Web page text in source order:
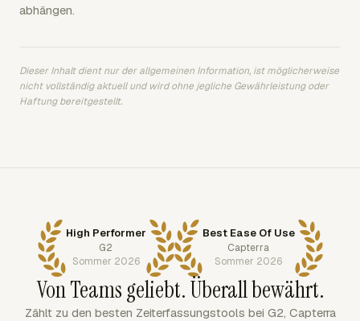
abhängen.
Dieser Inhalt dient nur der allgemeinen Information, ist möglicherweise
nicht vollständig aktuell und wird ohne jegliche Gewährleistung oder
Haftung bereitgestellt.
High Performer
G2
Sommer 2026
Best Ease Of Use
Capterra
Sommer 2026
Von Teams geliebt. Überall bewährt.
Zählt zu den besten Zeiterfassungstools bei G2, Capterra